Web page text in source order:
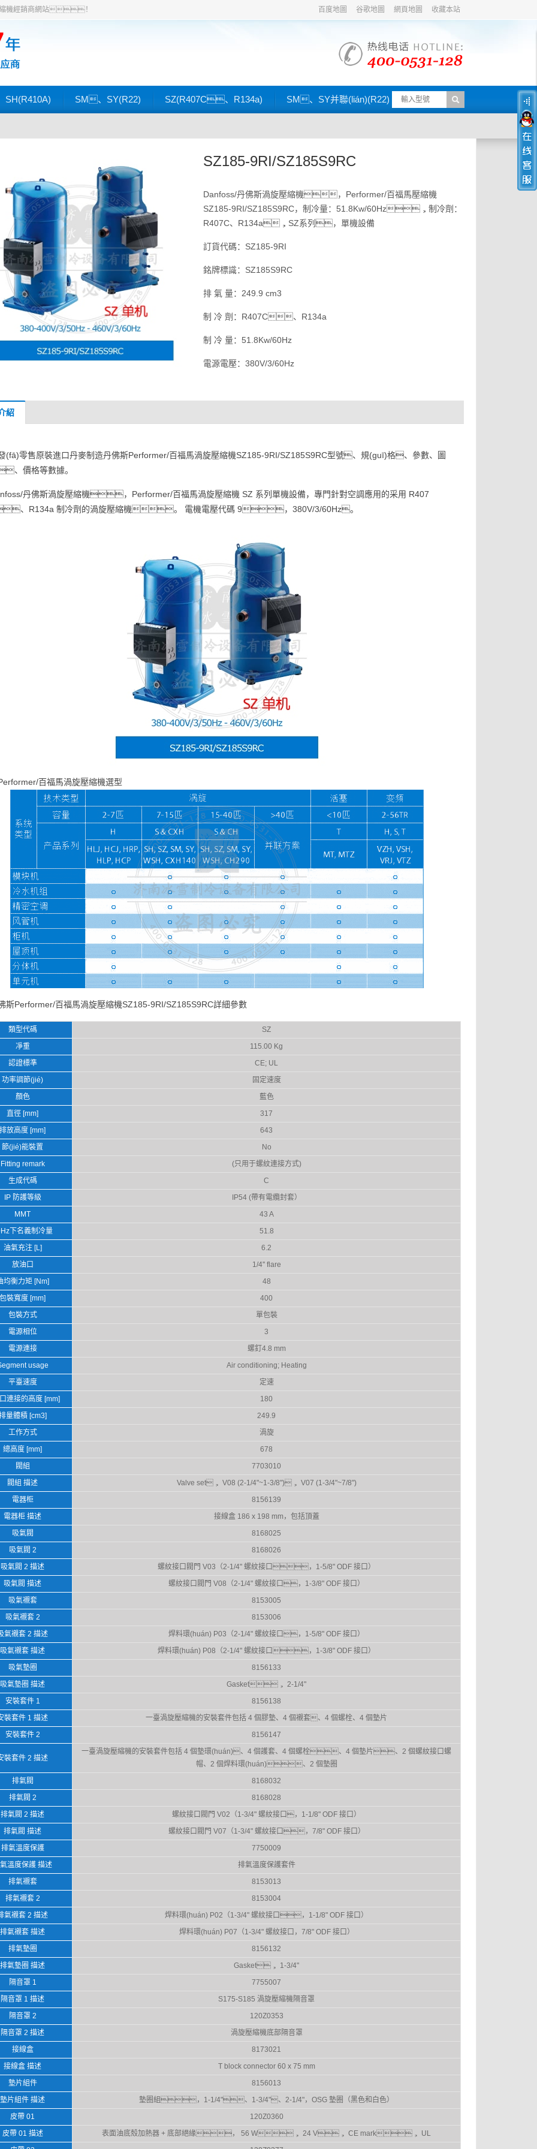
縮機經銷商網站！ 百度地圖 谷歌地圖 網頁地圖 收藏本站
SH(R410A) SM、SY(R22) SZ(R407C、R134a) SM、SY并聯(lián)(R22)
SZ185-9RI/SZ185S9RC
Danfoss/丹佛斯渦旋壓縮機，Performer/百福馬壓縮機
SZ185-9RI/SZ185S9RC，制冷量：51.8Kw/60Hz，制冷劑：
R407C、R134a，SZ系列，單機設備
訂貨代碼：SZ185-9RI
銘牌標識：SZ185S9RC
排 氣 量：249.9 cm3
制 冷 劑：R407C、R134a
制 冷 量：51.8Kw/60Hz
電源電壓：380V/3/60Hz
紹
(fā)零售原裝進口丹麥制造丹佛斯Performer/百福馬渦旋壓縮機SZ185-9RI/SZ185S9RC型號、規(guī)格、參數、圖
、價格等數據。
丹佛斯渦旋壓縮機，Performer/百福馬渦旋壓縮機 SZ 系列單機設備，專門針對空調應用的采用 R407
、R134a 制冷劑的渦旋壓縮機。 電機電壓代碼 9，380V/3/60Hz。
百福馬渦旋壓縮機選型
斯Performer/百福馬渦旋壓縮機SZ185-9RI/SZ185S9RC詳細參數
類型代碼
SZ
凈重
115.00 Kg
認證標準
CE; UL
功率調節(jié)
固定速度
顏色
藍色
直徑 [mm]
317
排放高度 [mm]
643
節(jié)能裝置
No
Fitting remark
(只用于螺紋連接方式)
生成代碼
C
IP 防護等級
IP54 (帶有電纜封套）
MMT
43 A
下名義制冷量
51.8
油氣充注 [L]
6.2
放油口
1/4'' flare
均衡力矩 [Nm]
48
包裝寬度 [mm]
400
包裝方式
單包裝
電源相位
3
電源連接
螺釘4.8 mm
usage
Air conditioning; Heating
平臺速度
定速
連接的高度 [mm]
180
量體積 [cm3]
249.9
工作方式
渦旋
總高度 [mm]
678
閥組
7703010
閥組 描述
Valve set， V08 (2-1/4"~1-3/8")， V07 (1-3/4"~7/8")
電器柜
8156139
電器柜 描述
接線盒 186 x 198 mm，包括頂蓋
吸氣閥
8168025
吸氣閥 2
8168026
吸氣閥 2 描述
螺紋接口閥門 V03（2-1/4" 螺紋接口，1-5/8" ODF 接口）
吸氣閥 描述
螺紋接口閥門 V08（2-1/4" 螺紋接口，1-3/8" ODF 接口）
吸氣襯套
8153005
吸氣襯套 2
8153006
氣襯套 2 描述
焊料環(huán) P03（2-1/4" 螺紋接口，1-5/8" ODF 接口）
吸氣襯套 描述
焊料環(huán) P08（2-1/4" 螺紋接口，1-3/8" ODF 接口）
吸氣墊圈
8156133
吸氣墊圈 描述
Gasket， 2-1/4"
安裝套件 1
8156138
裝套件 1 描述
一臺渦旋壓縮機的安裝套件包括 4 個膠墊、4 個襯套、4 個螺栓、4 個墊片
安裝套件 2
8156147
裝套件 2 描述
一臺渦旋壓縮機的安裝套件包括 4 個墊環(huán)、4 個護套、4 個螺栓、4 個墊片、2 個螺紋接口螺
帽、2 個焊料環(huán)、2 個墊圈
排氣閥
8168032
排氣閥 2
8168028
排氣閥 2 描述
螺紋接口閥門 V02（1-3/4" 螺紋接口，1-1/8" ODF 接口）
排氣閥 描述
螺紋接口閥門 V07（1-3/4" 螺紋接口，7/8" ODF 接口）
排氣溫度保護
7750009
溫度保護 描述
排氣溫度保護套件
排氣襯套
8153013
排氣襯套 2
8153004
氣襯套 2 描述
焊料環(huán) P02（1-3/4" 螺紋接口，1-1/8" ODF 接口）
排氣襯套 描述
焊料環(huán) P07（1-3/4" 螺紋接口，7/8" ODF 接口）
排氣墊圈
8156132
排氣墊圈 描述
Gasket， 1-3/4"
隔音罩 1
7755007
隔音罩 1 描述
S175-S185 渦旋壓縮機隔音罩
隔音罩 2
120Z0353
隔音罩 2 描述
渦旋壓縮機底部隔音罩
接線盒
8173021
接線盒 描述
T block connector 60 x 75 mm
墊片組件
8156013
墊片組件 描述
墊圈組，1-1/4"、1-3/4"、2-1/4"，OSG 墊圈（黑色和白色）
皮帶 01
120Z0360
皮帶 01 描述
表面油底殼加熱器 + 底部絕緣， 56 W， 24 V， CE mark， UL